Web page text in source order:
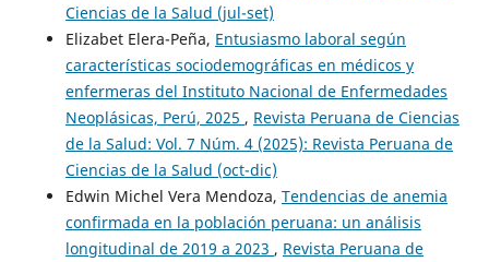
Ciencias de la Salud (jul-set)
Elizabet Elera-Peña, Entusiasmo laboral según
características sociodemográficas en médicos y
enfermeras del Instituto Nacional de Enfermedades
Neoplásicas, Perú, 2025 , Revista Peruana de Ciencias
de la Salud: Vol. 7 Núm. 4 (2025): Revista Peruana de
Ciencias de la Salud (oct-dic)
Edwin Michel Vera Mendoza, Tendencias de anemia
confirmada en la población peruana: un análisis
longitudinal de 2019 a 2023 , Revista Peruana de